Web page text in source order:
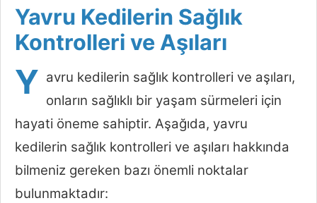
Yavru Kedilerin Sağlık
Kontrolleri ve Aşıları
Y avru kedilerin sağlık kontrolleri ve aşıları,
onların sağlıklı bir yaşam sürmeleri için
hayati öneme sahiptir. Aşağıda, yavru
kedilerin sağlık kontrolleri ve aşıları hakkında
bilmeniz gereken bazı önemli noktalar
bulunmaktadır: